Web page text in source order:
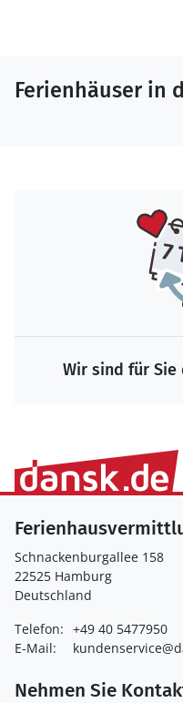
Ferienhäuser in
Wir sind für Sie
Schnackenburgallee 158
22525 Hamburg
Deutschland
Telefon: +49 40 5477950
E-Mail:
Nehmen Sie